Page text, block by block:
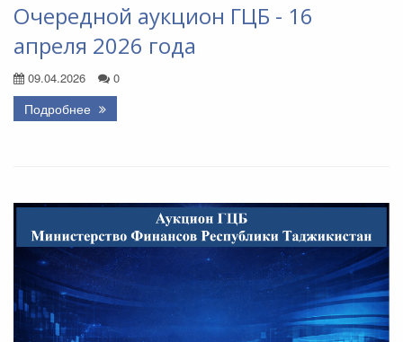
Очередной аукцион ГЦБ - 16
апреля 2026 года
09.04.2026 0
Подробнее